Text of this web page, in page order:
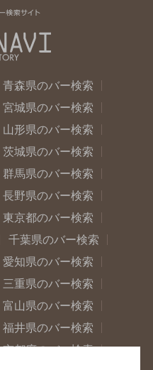
青森県のバー検索
宮城県のバー検索
山形県のバー検索
茨城県のバー検索
群馬県のバー検索
長野県のバー検索
東京都のバー検索
千葉県のバー検索
愛知県のバー検索
三重県のバー検索
富山県のバー検索
福井県のバー検索
京都府のバー検索